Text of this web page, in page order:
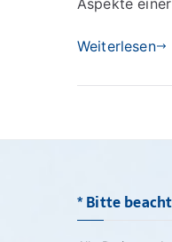
Weiterlesen
* Bitte